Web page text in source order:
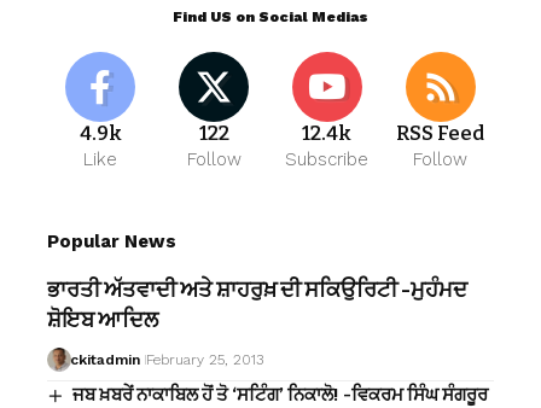
Find US on Social Medias
4.9k
Like
122
Follow
12.4k
Subscribe
RSS Feed
Follow
Popular News
ਭਾਰਤੀ ਅੱਤਵਾਦੀ ਅਤੇ ਸ਼ਾਹਰੁਖ਼ ਦੀ ਸਕਿਉਰਿਟੀ -ਮੁਹੰਮਦ
ਸ਼ੋਇਬ ਆਦਿਲ
ckitadmin February 25, 2013
ਜਬ ਖ਼ਬਰੇਂ ਨਾਕਾਬਿਲ ਹੋਂ ਤੋ ‘ਸਟਿੰਗ’ ਨਿਕਾਲੋ! -ਵਿਕਰਮ ਸਿੰਘ ਸੰਗਰੂਰ